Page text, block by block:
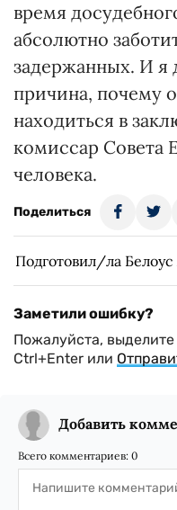
время
абсолютно
задержанных. И я
причина, почему
находиться в
комиссар Совета
человека.
Поделиться
Подготовил/ла
Заметили ошибку?
Пожалуйста,
Ctrl+Enter или
Добавить
Всего комментариев: 0